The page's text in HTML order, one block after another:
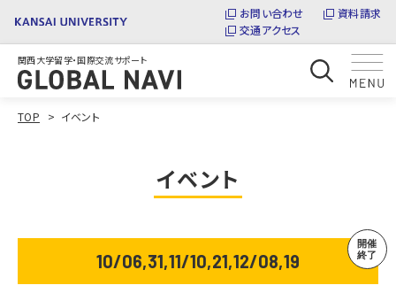
お問い合わせ
資料請求
交通アクセス
関西大学留学・国際交流サポート
TOP イベント
イベント
10/06,31,11/10,21,12/08,19